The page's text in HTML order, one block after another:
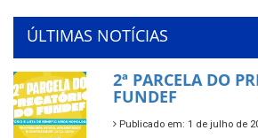
ÚLTIMAS NOTÍCIAS
2ª PARCELA DO
FUNDEF
Publicado em: 1 de julho de